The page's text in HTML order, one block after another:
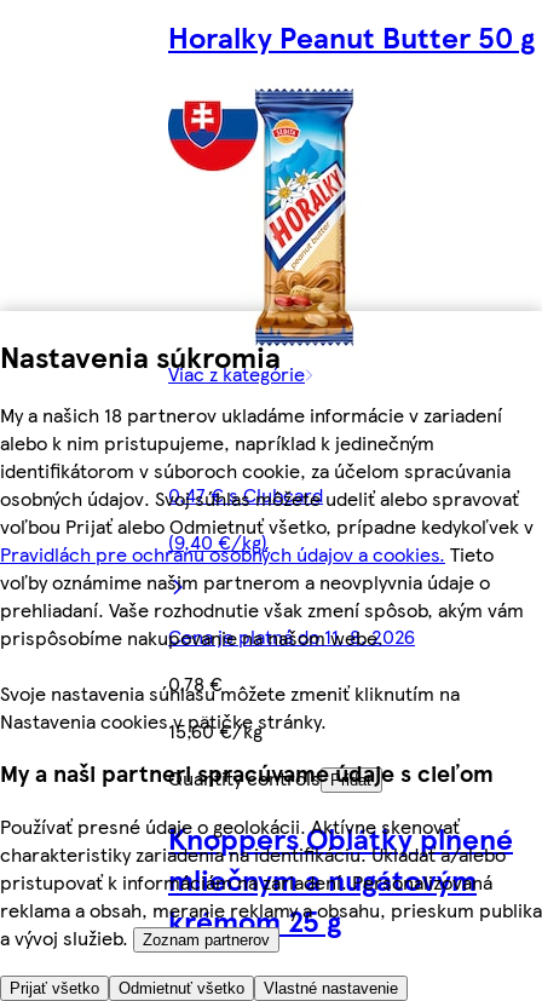
Nastavenia súkromia
My a našich 18 partnerov ukladáme informácie v zariadení
alebo k nim pristupujeme, napríklad k jedinečným
identifikátorom v súboroch cookie, za účelom spracúvania
osobných údajov. Svoj súhlas môžete udeliť alebo spravovať
voľbou Prijať alebo Odmietnuť všetko, prípadne kedykoľvek v
Pravidlách pre ochranu osobných údajov a cookies. Tieto
voľby oznámime našim partnerom a neovplyvnia údaje o
prehliadaní. Vaše rozhodnutie však zmení spôsob, akým vám
prispôsobíme nakupovanie na našom webe.
Svoje nastavenia súhlasu môžete zmeniť kliknutím na
Nastavenia cookies v pätičke stránky.
My a naši partneri spracúvame údaje s cieľom
Používať presné údaje o geolokácii. Aktívne skenovať
charakteristiky zariadenia na identifikáciu. Ukladať a/alebo
pristupovať k informáciám na zariadení. Personalizovaná
reklama a obsah, meranie reklamy a obsahu, prieskum publika
a vývoj služieb.
Zoznam partnerov
Prijať všetko Odmietnuť všetko Vlastné nastavenie
Horalky Peanut Butter 50 g
Viac z kategórie
0,47 € s Clubcard
(9,40 €/kg)
Cena je platná do 11. 8. 2026
0,78 €
15,60 €/kg
Quantity controls
Pridať
Knoppers Oblátky plnené
mliečnym a nugátovým
krémom 25 g